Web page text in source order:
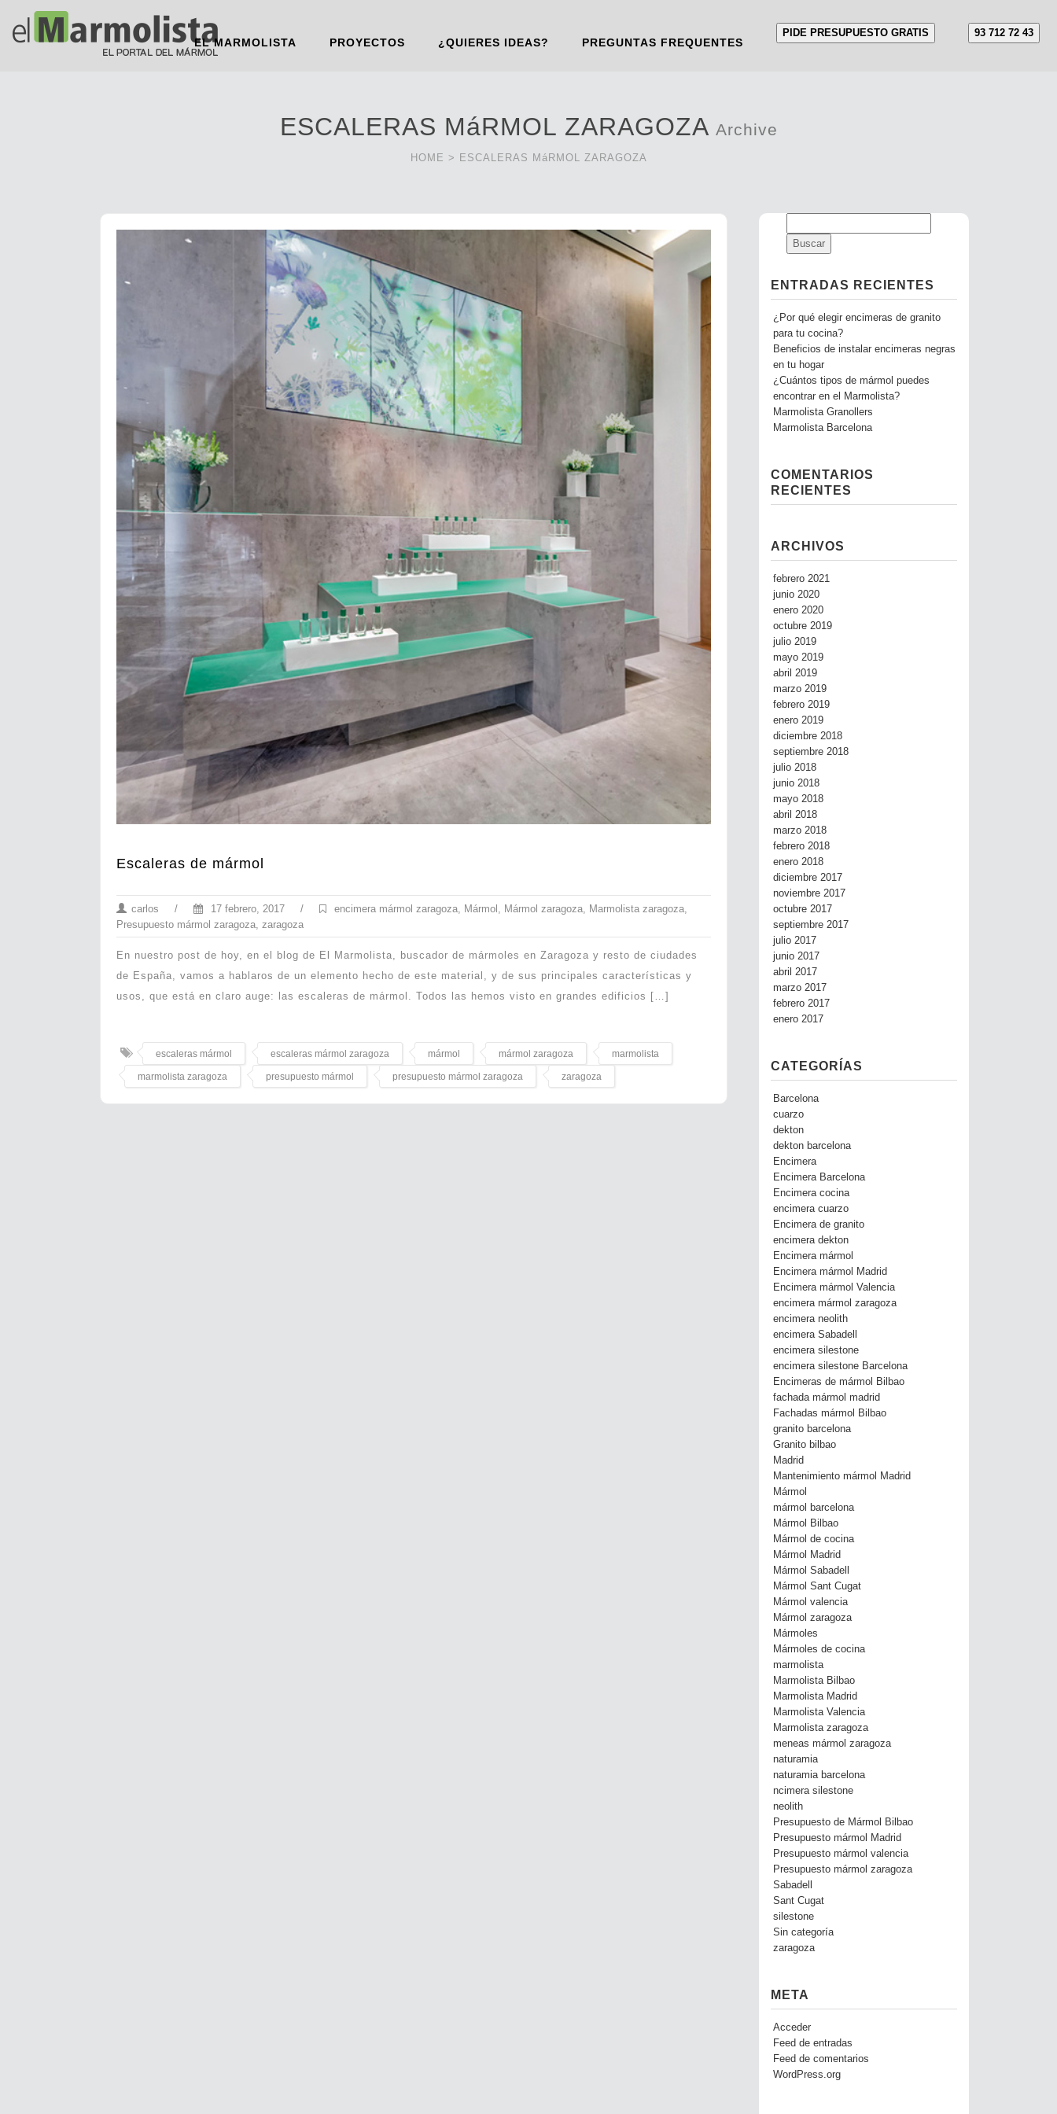
EL MARMOLISTA PROYECTOS ¿QUIERES IDEAS? PREGUNTAS FREQUENTES
PIDE PRESUPUESTO GRATIS 93 712 72 43
ESCALERAS MáRMOL ZARAGOZA Archive
HOME > ESCALERAS MáRMOL ZARAGOZA
Escaleras de mármol
carlos / 17 febrero, 2017 / encimera mármol zaragoza Mármol Mármol zaragoza Marmolista zaragoza
Presupuesto mármol zaragoza zaragoza
En nuestro post de hoy, en el blog de El Marmolista, buscador de mármoles en Zaragoza y resto de ciudades
de España, vamos a hablaros de un elemento hecho de este material, y de sus principales características y
usos, que está en claro auge: las escaleras de mármol. Todos las hemos visto en grandes edificios […]
escaleras mármol escaleras mármol zaragoza mármol mármol zaragoza marmolista
marmolista zaragoza presupuesto mármol presupuesto mármol zaragoza zaragoza
ENTRADAS RECIENTES
¿Por qué elegir encimeras de granito
para tu cocina?
Beneficios de instalar encimeras negras
en tu hogar
¿Cuántos tipos de mármol puedes
encontrar en el Marmolista?
Marmolista Granollers
Marmolista Barcelona
COMENTARIOS
RECIENTES
ARCHIVOS
febrero 2021
junio 2020
enero 2020
octubre 2019
julio 2019
mayo 2019
abril 2019
marzo 2019
febrero 2019
enero 2019
diciembre 2018
septiembre 2018
julio 2018
junio 2018
mayo 2018
abril 2018
marzo 2018
febrero 2018
enero 2018
diciembre 2017
noviembre 2017
octubre 2017
septiembre 2017
julio 2017
junio 2017
abril 2017
marzo 2017
febrero 2017
enero 2017
CATEGORÍAS
Barcelona
cuarzo
dekton
dekton barcelona
Encimera
Encimera Barcelona
Encimera cocina
encimera cuarzo
Encimera de granito
encimera dekton
Encimera mármol
Encimera mármol Madrid
Encimera mármol Valencia
encimera mármol zaragoza
encimera neolith
encimera Sabadell
encimera silestone
encimera silestone Barcelona
Encimeras de mármol Bilbao
fachada mármol madrid
Fachadas mármol Bilbao
granito barcelona
Granito bilbao
Madrid
Mantenimiento mármol Madrid
Mármol
mármol barcelona
Mármol Bilbao
Mármol de cocina
Mármol Madrid
Mármol Sabadell
Mármol Sant Cugat
Mármol valencia
Mármol zaragoza
Mármoles
Mármoles de cocina
marmolista
Marmolista Bilbao
Marmolista Madrid
Marmolista Valencia
Marmolista zaragoza
meneas mármol zaragoza
naturamia
naturamia barcelona
ncimera silestone
neolith
Presupuesto de Mármol Bilbao
Presupuesto mármol Madrid
Presupuesto mármol valencia
Presupuesto mármol zaragoza
Sabadell
Sant Cugat
silestone
Sin categoría
zaragoza
META
Acceder
Feed de entradas
Feed de comentarios
WordPress.org